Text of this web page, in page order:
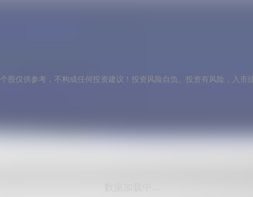
股仅供参考，不构成任何投资建议！投资风险自负。投资有风险，入市